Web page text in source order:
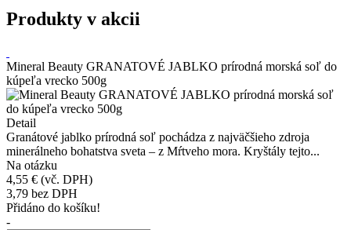
Produkty v akcii
Mineral Beauty GRANATOVÉ JABLKO prírodná morská soľ do
kúpeľa vrecko 500g
Detail
Granátové jablko prírodná soľ pochádza z najväčšieho zdroja
minerálneho bohatstva sveta – z Mŕtveho mora. Kryštály tejto...
Na otázku
4,55 € (vč. DPH)
3,79 bez DPH
Přidáno do košíku!
-